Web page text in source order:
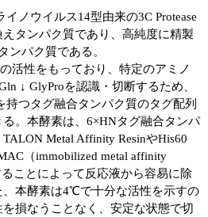
イノウイルス14型由来の3C Protease
タンパク質であり、高純度に精製
ンパク質である。
活性をもっており、特定のアミノ
↓ GlyProを認識・切断するため、
持つタグ融合タンパク質のタグ配列
。本酵素は、6×HNタグ融合タンパ
Metal Affinity ResinやHis60
（immobilized metal affinity
ことによって反応液から容易に除
本酵素は4℃で十分な活性を示すの
損なうことなく、安定な状態で切